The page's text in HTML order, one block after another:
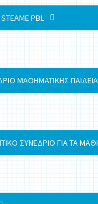
PBL
ΜΑΘΗΜΑΤΙΚΗΣ
ΣΥΝΕΔΡΙΟ ΓΙΑ ΤΑ